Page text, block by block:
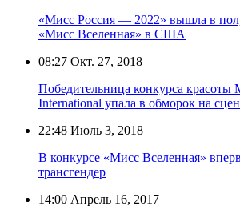
«Мисс Россия — 2022» вышла в
«Мисс Вселенная» в США
08:27 Окт. 27, 2018
Победительница конкурса красоты
International упала в обморок на
22:48 Июль 3, 2018
В конкурсе «Мисс Вселенная»
трансгендер
14:00 Апрель 16, 2017